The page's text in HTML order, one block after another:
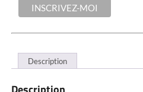
Description